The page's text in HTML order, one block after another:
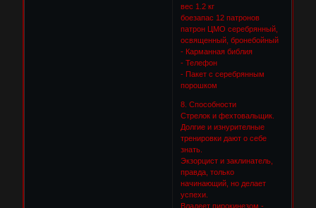
вес 1.2 кг
боезапас 12 патронов
патрон ЦМО серебрянный,
освященный, бронебойный
- Карманная библия
- Телефон
- Пакет с серебрянным
порошком
8. Способности
Стрелок и фехтовальщик.
Долгие и изнурителные
тренировки дают о себе
знать.
Экзорцист и заклинатель,
правда, только
начинающий, но делает
успехи.
Владеет пирокинезом -